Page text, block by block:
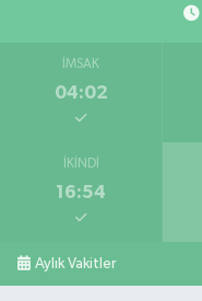
İMSAK
04:02
İKINDI
16:54
Aylık Vakitler